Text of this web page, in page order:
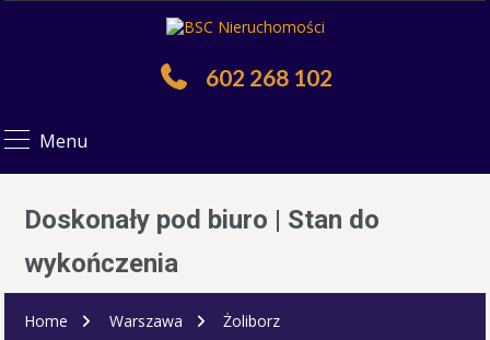
602 268 102
Menu
Doskonały pod biuro | Stan do
wykończenia
Home Warszawa Żoliborz